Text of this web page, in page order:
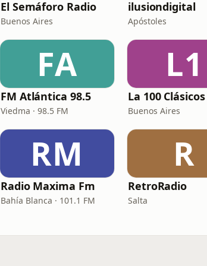
El Semáforo Radio
Buenos Aires
ilusiondigital
Apóstoles
FA
FM Atlántica 98.5
Viedma · 98.5 FM
L1
Buenos Aires
RM
Radio Maxima Fm
Bahía Blanca · 101.1 FM
R
RetroRadio
Salta